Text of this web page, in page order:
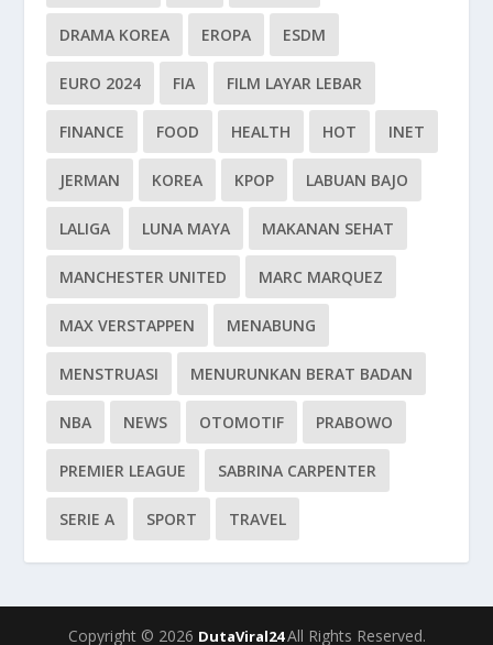
DRAMA KOREA EROPA ESDM
EURO 2024 FIA FILM LAYAR LEBAR
FINANCE FOOD HEALTH HOT INET
JERMAN KOREA KPOP LABUAN BAJO
LALIGA LUNA MAYA MAKANAN SEHAT
MANCHESTER UNITED MARC MARQUEZ
MAX VERSTAPPEN MENABUNG
MENSTRUASI MENURUNKAN BERAT BADAN
NBA NEWS OTOMOTIF PRABOWO
PREMIER LEAGUE SABRINA CARPENTER
SERIE A SPORT TRAVEL
Copyright © 2026 DutaViral24All Rights Reserved.